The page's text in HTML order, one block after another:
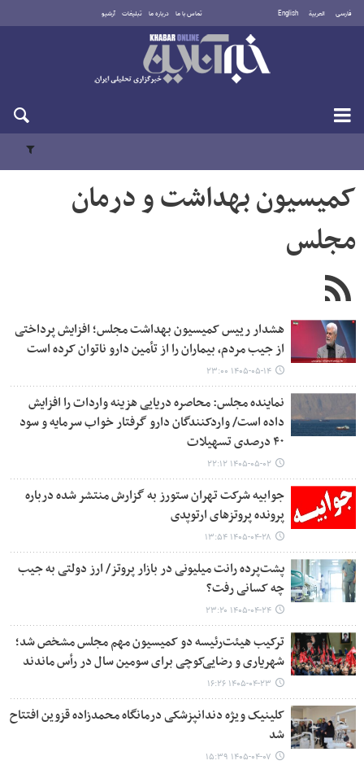
فارسی العربية English تماس با ما درباره ما تبلیغات آرشیو
شنبه ۱۷ مرداد ۱۴۰۵
کمیسیون بهداشت و درمان
مجلس
هشدار رییس کمیسیون بهداشت مجلس؛ افزایش پرداختی
از جیب مردم، بیماران را از تأمین دارو ناتوان کرده است
۱۴۰۵-۰۵-۱۴ ۲۳:۰۰
نماینده مجلس: محاصره دریایی هزینه واردات را افزایش
داده است/ واردکنندگان دارو گرفتار خواب سرمایه و سود
۴۰ درصدی تسهیلات
۱۴۰۵-۰۵-۰۲ ۲۲:۱۲
جوابیه شرکت تهران ستورز به گزارش منتشر شده درباره
پرونده پروتزهای ارتوپدی
۱۴۰۵-۰۴-۲۸ ۱۳:۵۴
پشت‌پرده رانت میلیونی در بازار پروتز/ ارز دولتی به جیب
چه کسانی رفت؟
۱۴۰۵-۰۴-۲۴ ۲۳:۲۰
ترکیب هیئت‌رئیسه دو کمیسیون مهم مجلس مشخص شد؛
شهریاری و رضایی‌کوچی برای سومین سال در رأس ماندند
۱۴۰۵-۰۴-۲۳ ۱۶:۲۶
کلینیک ویژه دندانپزشکی درمانگاه محمدزاده قزوین افتتاح
شد
۱۴۰۵-۰۴-۰۷ ۱۵:۳۹